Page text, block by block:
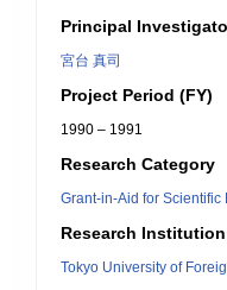
Principal
宮台 真司
Project Period (FY)
1990 – 1991
Research Category
Grant-in-Aid for Scientific
Research Institution
Tokyo University of